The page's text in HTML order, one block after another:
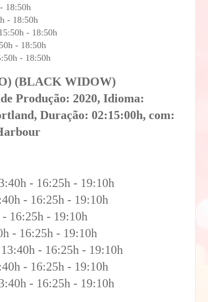
18:50h
- 18:50h
- 18:50h
- 18:50h
- 18:50h
(BLACK WIDOW)
Produção: 2020, Idioma:
Duração: 02:15:00h, com:
- 16:25h - 19:10h
- 16:25h - 19:10h
16:25h - 19:10h
- 16:25h - 19:10h
- 16:25h - 19:10h
- 16:25h - 19:10h
- 16:25h - 19:10h